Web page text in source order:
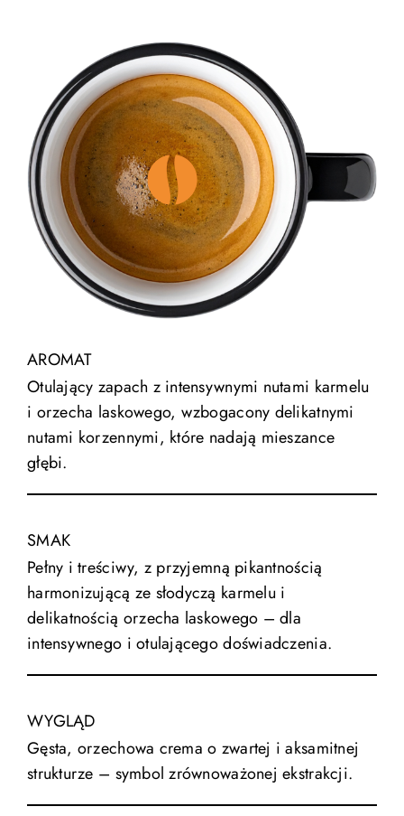
AROMAT
Otulający zapach z intensywnymi nutami karmelu
i orzecha laskowego, wzbogacony delikatnymi
nutami korzennymi, które nadają mieszance
głębi.
SMAK
Pełny i treściwy, z przyjemną pikantnością
harmonizującą ze słodyczą karmelu i
delikatnością orzecha laskowego – dla
intensywnego i otulającego doświadczenia.
WYGLĄD
Gęsta, orzechowa crema o zwartej i aksamitnej
strukturze – symbol zrównoważonej ekstrakcji.